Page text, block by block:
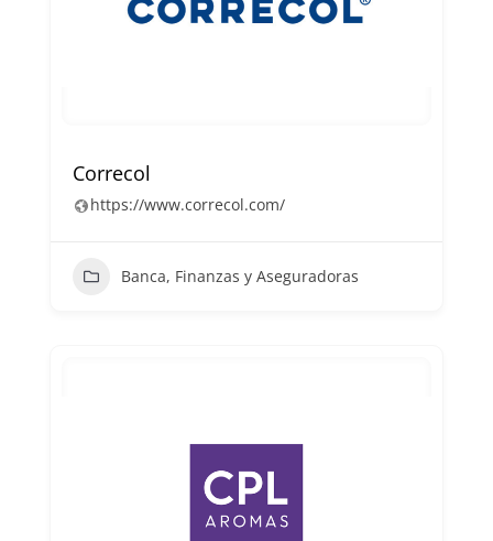
Correcol
https://www.correcol.com/
Banca, Finanzas y Aseguradoras